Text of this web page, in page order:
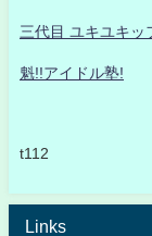
三代目 ユキユキ
魁!!アイドル塾!
t112
Links